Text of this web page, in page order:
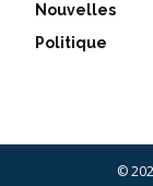
Nouvelles
Politique
©